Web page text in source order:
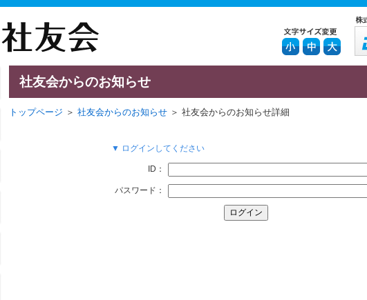
社友会からのお知らせ
トップページ ＞ 社友会からのお知らせ ＞ 社友会からのお知らせ詳細
▼ ログインしてください
ID：
パスワード：